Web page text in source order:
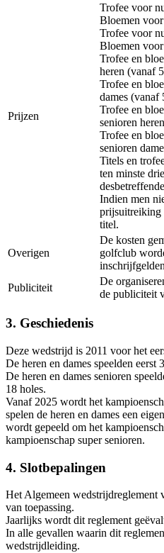
Prijzen
Trofee voor
Bloemen
Trofee voor
Bloemen
Trofee en
heren (vanaf
Trofee en
dames (vanaf
Trofee en
senioren
Trofee en
senioren
Titels en
ten minste
Indien men
prijsuitreiking
titel.
Overigen
De kosten
golfclub
Publiciteit
De
de publiciteit
3. Geschiedenis
Deze wedstrijd is 2011 voor het
De heren en dames speelden eerst
De heren en dames senioren
18 holes.
Vanaf 2025 wordt het
spelen de heren en dames een
wordt gepeeld om het
kampioenschap super senioren.
4. Slotbepalingen
Het Algemeen wedstrijdreglement
van toepassing.
Jaarlijks wordt dit reglement
In alle gevallen waarin dit
wedstrijdleiding.